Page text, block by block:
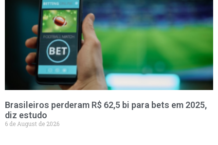
Brasileiros perderam R$ 62,5 bi para bets em 2025,
diz estudo
6 de August de 2026